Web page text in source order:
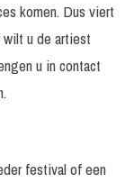
komen. Dus viert
u de artiest
u in contact
festival of een